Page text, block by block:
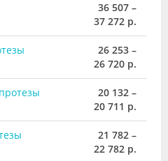
36 507 –
37 272 р.
26 253 –
26 720 р.
20 132 –
20 711 р.
21 782 –
22 782 р.